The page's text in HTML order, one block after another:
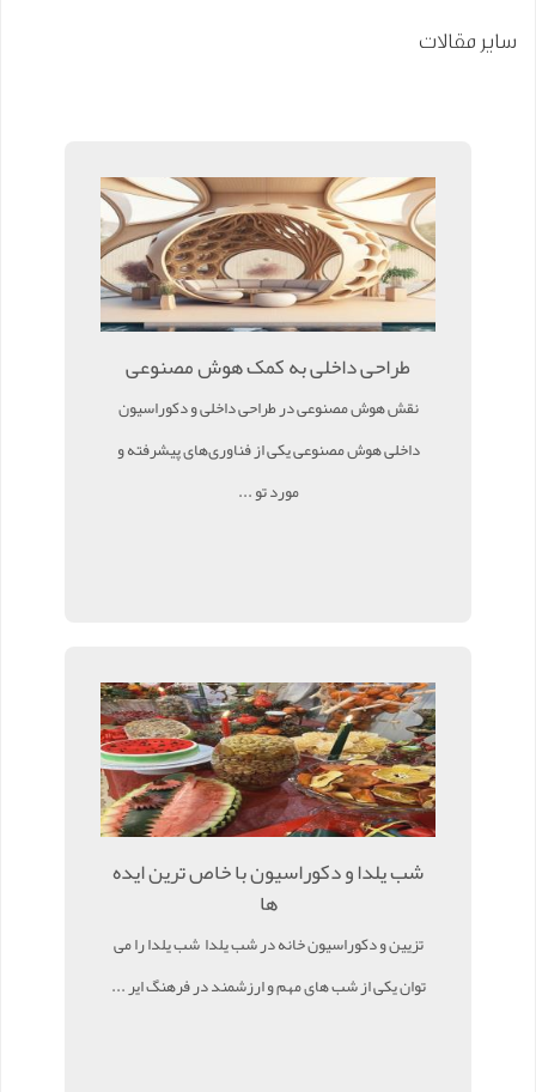
سایر مقالات
طراحی داخلی به کمک هوش مصنوعی
نقش هوش مصنوعی در طراحی داخلی و دکوراسیون
داخلی هوش مصنوعی یکی از فناوری‌های پیشرفته و
مورد تو ...
شب یلدا و دکوراسیون با خاص ترین ایده
ها
تزیین و دکوراسیون خانه در شب یلدا شب یلدا را می
توان یکی از شب های مهم و ارزشمند در فرهنگ ایر ...